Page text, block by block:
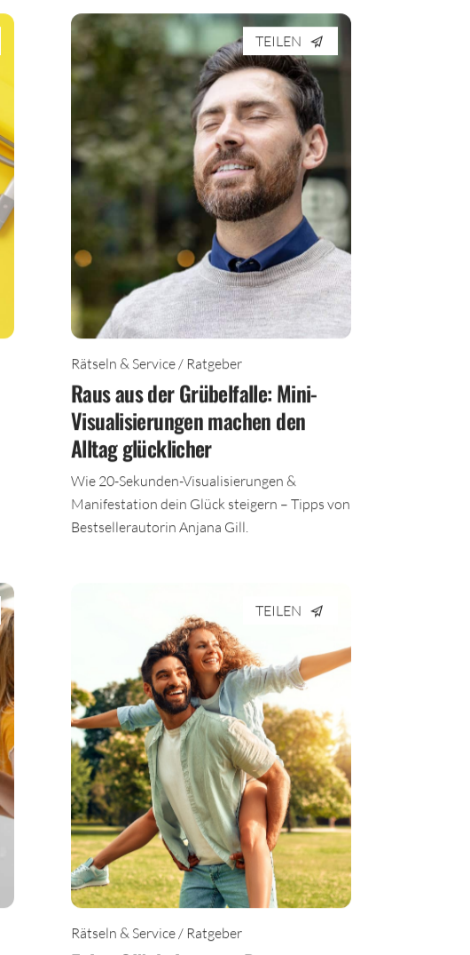
TEILEN
Rätseln & Service / Ratgeber
Raus aus der Grübelfalle: Mini-
Visualisierungen machen den
Alltag glücklicher
Wie 20-Sekunden-Visualisierungen &
Manifestation dein Glück steigern – Tipps von
Bestsellerautorin Anjana Gill.
TEILEN
Rätseln & Service / Ratgeber